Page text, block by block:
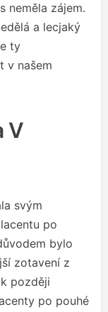
neměla zájem.
a lecjaký
ty
v našem
V
svým
po
bylo
zotavení z
později
po pouhé